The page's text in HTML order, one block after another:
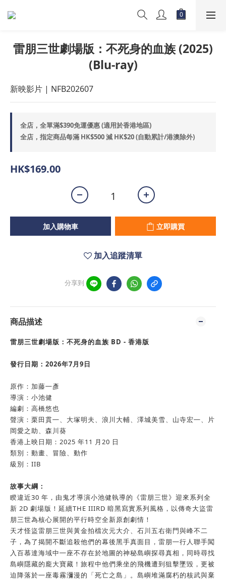
雷朋三世劇場版：不死身的血族 (2025)
(Blu-ray)
新映影片 | NFB202607
全店，全單滿$390免運優惠 (適用於香港地區)
全店，指定商品每滿 HK$500 減 HK$20 (自動累計/港澳除外)
HK$169.00
加入購物車 立即購買
加入追蹤清單
分享到
商品描述
雷朋三世劇場版：不死身的血族 BD - 香港版
發行日期：2026年7月9日
原作：加藤㇐彥
導演：小池健
編劇：高橋悠也
聲演：栗田貫㇐、大塚明夫、浪川大輔、澤城美雪、山寺宏㇐、片
岡愛之助、森川葵
香港上映日期：2025 年11 月20 日
類別：動畫、冒險、動作
級別：IIB
故事大綱：
睽違近30 年，由鬼才導演小池健執導的《雷朋三世》迎來系列全
新 2D 劇場版！延續THE IIIRD 暗黑寫實系列風格，以傳奇大盜雷
朋三世為核心展開的平行時空全新原創劇情！
天才怪盜雷朋三世與黃金拍檔次元大介、石川五右衛門與峰不二
子，為了揭開不斷追殺他們的幕後黑手真面目，雷朋㇐行人聯手闖
入百慕達海域中㇐座不存在於地圖的神秘島嶼探尋真相，同時尋找
島嶼隱藏的龐大寶藏！旅程中他們乘坐的飛機遭到狙擊墜毀，更被
迫降落於㇐座毒霧瀰漫的「死亡之島」。島嶼堆滿腐朽的核武與棄